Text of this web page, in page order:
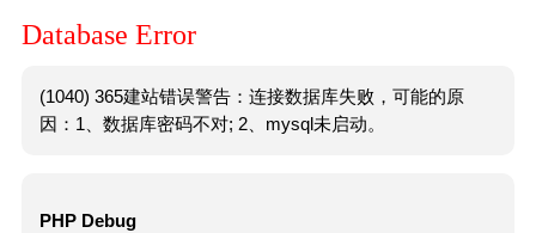
Database Error
(1040) 365建站错误警告：连接数据库失败，可能的原
因：1、数据库密码不对; 2、mysql未启动。
PHP Debug